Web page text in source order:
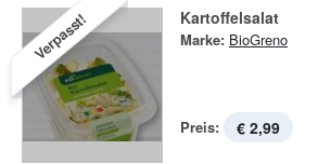
Verpasst! Kartoffelsalat
Marke: BioGreno
Preis: € 2,99